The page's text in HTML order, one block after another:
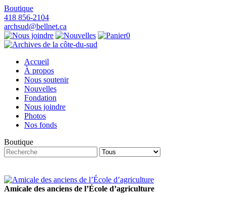
Boutique
418 856-2104
archsud@bellnet.ca
0
Accueil
À propos
Nous soutenir
Nouvelles
Fondation
Nous joindre
Photos
Nos fonds
Boutique
Amicale des anciens de l’École d’agriculture